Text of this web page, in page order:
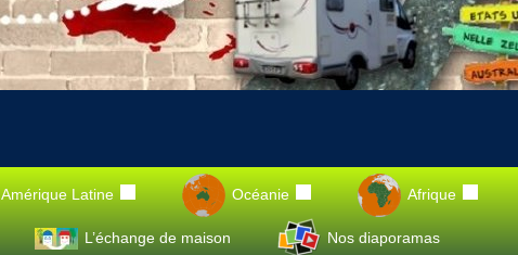
Amérique Latine Océanie Afrique
L’échange de maison Nos diaporamas